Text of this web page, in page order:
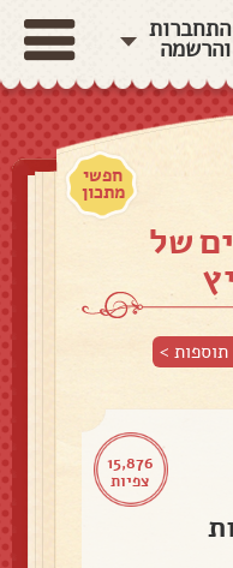
התחברות
והרשמה
חפשי
מתכון
של
תוספות>
15,876
צפיות